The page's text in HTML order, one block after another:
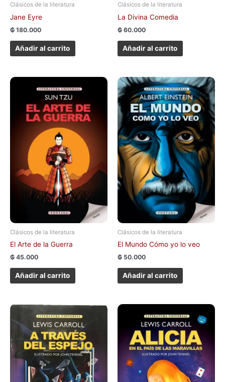
Clásicos de la literatura
Jane Eyre
₲ 180.000
Añadir al carrito
Clásicos de la literatura
La Divina Comedia
₲ 60.000
Añadir al carrito
Clásicos de la literatura
El Arte de la Guerra
₲ 45.000
Añadir al carrito
Clásicos de la literatura
El Mundo Cómo yo lo veo
₲ 50.000
Añadir al carrito